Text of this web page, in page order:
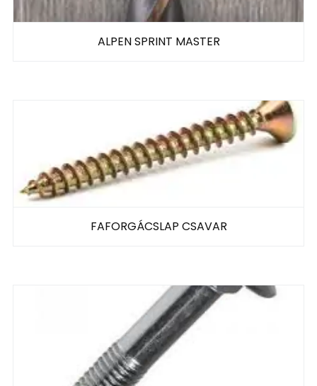
ALPEN SPRINT MASTER
FAFORGÁCSLAP CSAVAR